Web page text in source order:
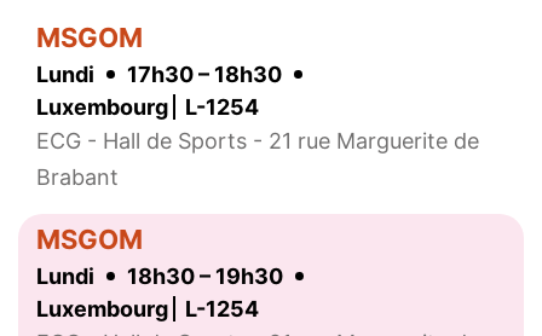
MSGOM
Lundi
17h30 – 18h30
Luxembourg
L-1254
ECG - Hall de Sports - 21 rue Marguerite de
Brabant
MSGOM
Lundi
18h30 – 19h30
Luxembourg
L-1254